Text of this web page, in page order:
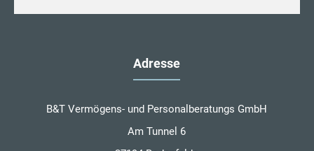
Adresse
B&T Vermögens- und Personalberatungs GmbH
Am Tunnel 6